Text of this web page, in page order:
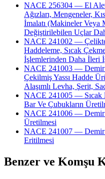
NACE 256304 — El
Ağızları, Mengeneler,
İmalatı (Makineler Veya
Değiştirilebilen Uçlar
NACE 241002 —
Haddeleme, Sıcak
İşlemlerinden Daha İleri
NACE 241003 — Demir
Çekilmiş Yassı Hadde
Alaşımlı Levha, Şerit,
NACE 241005 — Sıcak
Bar Ve Çubukların
NACE 241006 — Demir
Üretilmesi
NACE 241007 — Demir
Eritilmesi
Benzer ve Komşu